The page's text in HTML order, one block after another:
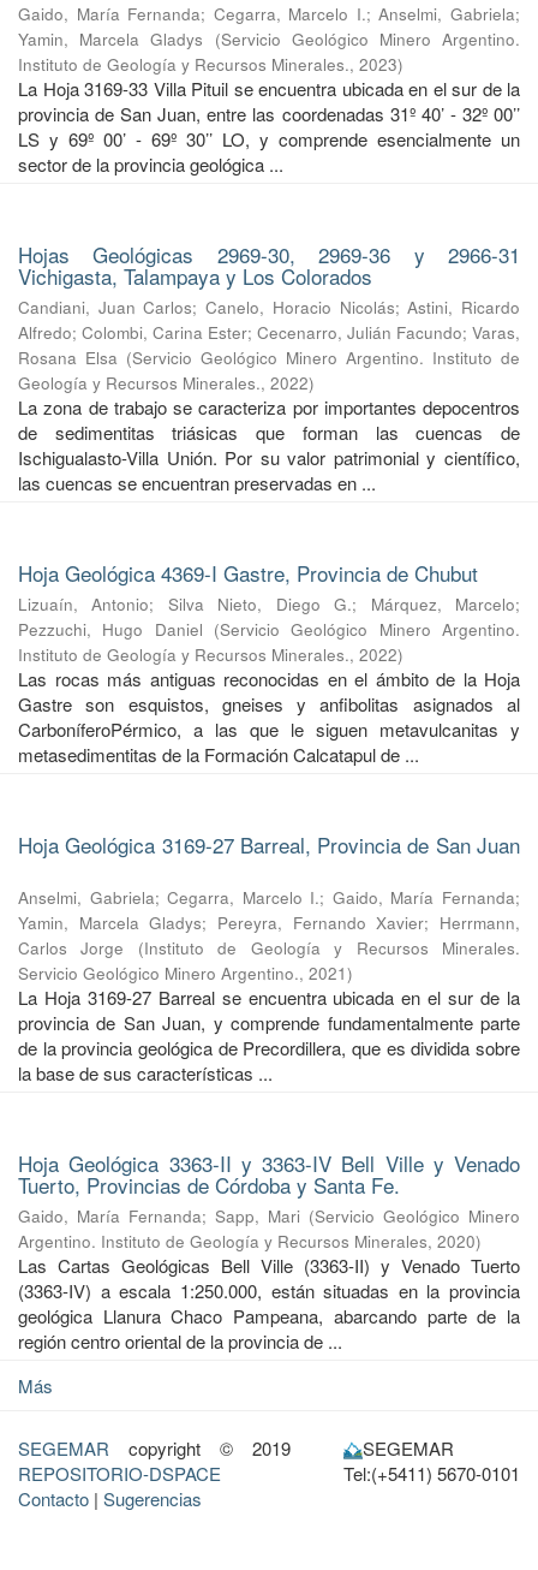
Gaido, María Fernanda; Cegarra, Marcelo I.;Anselmi, Gabriela;
Yamin, Marcela Gladys
(Servicio Geológico Minero Argentino.
Instituto de Geología y Recursos Minerales., 2023)
La Hoja 3169-33 Villa Pituil se encuentra ubicada en el sur de la
provincia de San Juan, entre las coordenadas 31º 40’ - 32º 00’’
LS y 69º 00’ - 69º 30’’ LO, y comprende esencialmente un
sector de la provincia geológica ...
Hojas Geológicas 2969-30, 2969-36 y 2966-31
Vichigasta, Talampaya y Los Colorados
Candiani, Juan Carlos;Canelo, Horacio Nicolás;Astini, Ricardo
Alfredo; Colombi, Carina Ester; Cecenarro, Julián Facundo; Varas,
Rosana Elsa (Servicio Geológico Minero Argentino. Instituto de
Geología y Recursos Minerales., 2022)
La zona de trabajo se caracteriza por importantes depocentros
de sedimentitas triásicas que forman las cuencas de
Ischigualasto-Villa Unión. Por su valor patrimonial y cientíﬁco,
las cuencas se encuentran preservadas en ...
Hoja Geológica 4369-I Gastre, Provincia de Chubut
Lizuaín, Antonio; Silva Nieto, Diego G.; Márquez, Marcelo;
Pezzuchi, Hugo Daniel (Servicio Geológico Minero Argentino.
Instituto de Geología y Recursos Minerales., 2022)
Las rocas más antiguas reconocidas en el ámbito de la Hoja
Gastre son esquistos, gneises y anfibolitas asignados al
CarboníferoPérmico, a las que le siguen metavulcanitas y
metasedimentitas de la Formación Calcatapul de ...
Hoja Geológica 3169-27 Barreal, Provincia de San Juan
Anselmi, Gabriela;Cegarra, Marcelo I.; Gaido, María Fernanda;
Yamin, Marcela Gladys; Pereyra, Fernando Xavier; Herrmann,
Carlos Jorge
(Instituto de Geología y Recursos Minerales.
Servicio Geológico Minero Argentino., 2021)
La Hoja 3169-27 Barreal se encuentra ubicada en el sur de la
provincia de San Juan, y comprende fundamentalmente parte
de la provincia geológica de Precordillera, que es dividida sobre
la base de sus características ...
Hoja Geológica 3363-II y 3363-IV Bell Ville y Venado
Tuerto, Provincias de Córdoba y Santa Fe.
Gaido, María Fernanda; Sapp, Mari (Servicio Geológico Minero
Argentino. Instituto de Geología y Recursos Minerales, 2020)
Las Cartas Geológicas Bell Ville (3363-II) y Venado Tuerto
(3363-IV) a escala 1:250.000, están situadas en la provincia
geológica Llanura Chaco Pampeana, abarcando parte de la
región centro oriental de la provincia de ...
Más
SEGEMAR copyright © 2019
REPOSITORIO-DSPACE
Contacto | Sugerencias
SEGEMAR
Tel:(+5411) 5670-0101